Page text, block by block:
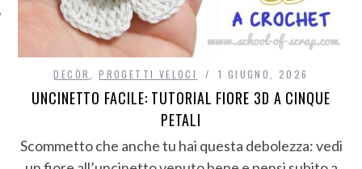
DECÒR ,PROGETTI VELOCI 1 GIUGNO, 2026
UNCINETTO FACILE: TUTORIAL FIORE 3D A CINQUE
PETALI
Scommetto che anche tu hai questa debolezza: vedi